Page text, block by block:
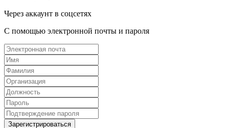
Через аккаунт в соцсетях
С помощью электронной почты и пароля